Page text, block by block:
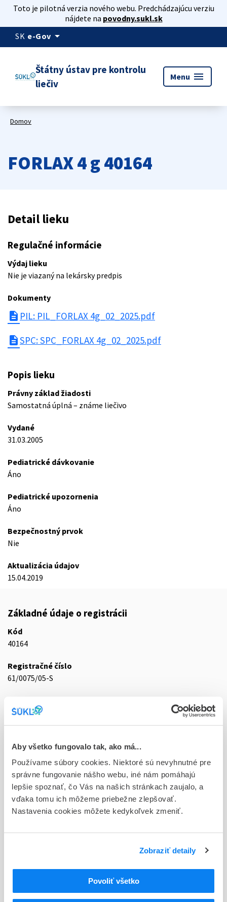
Aby všetko fungovalo tak, ako má...
Používame súbory cookies. Niektoré sú nevyhnutné pre
správne fungovanie nášho webu, iné nám pomáhajú
lepšie spoznať, čo Vás na našich stránkach zaujalo, a
vďaka tomu ich môžeme priebežne zlepšovať.
Nastavenia cookies môžete kedykoľvek zmeniť.
Zobraziť detaily
Povoliť všetko
Toto je pilotná verzia nového webu. Predchádzajúcu verziu
nájdete na povodny.sukl.sk
SK e-Gov arrow_drop_down
Štátny ústav pre kontrolu
liečiv
Menu menu
Domov
FORLAX 4 g 40164
Detail lieku
Regulačné informácie
Výdaj lieku
Nie je viazaný na lekársky predpis
Dokumenty
description PIL: PIL_FORLAX 4g_02_2025.pdf
descriptionSPC: SPC_FORLAX 4g_02_2025.pdf
Popis lieku
Právny základ žiadosti
Samostatná úplná – známe liečivo
Vydané
31.03.2005
Pediatrické dávkovanie
Áno
Pediatrické upozornenia
Áno
Bezpečnostný prvok
Nie
Aktualizácia údajov
15.04.2019
Základné údaje o registrácii
Kód
40164
Registračné číslo
61/0075/05-S
plv sps 30x4 g (vre.papier/Al/PE)
D - Registrácia bez obmedzenia platnosti
Typ registračnej procedúry
Vzájomné uznávanie (mutual recognition proc.)
Držiteľ, krajina
MAYOLY PHARMA FRANCE, Francúzsko
ATC
TRÁVIACI TRAKT A METABOLIZMUS
A06
LIEČIVÁ NA ZÁPCHU